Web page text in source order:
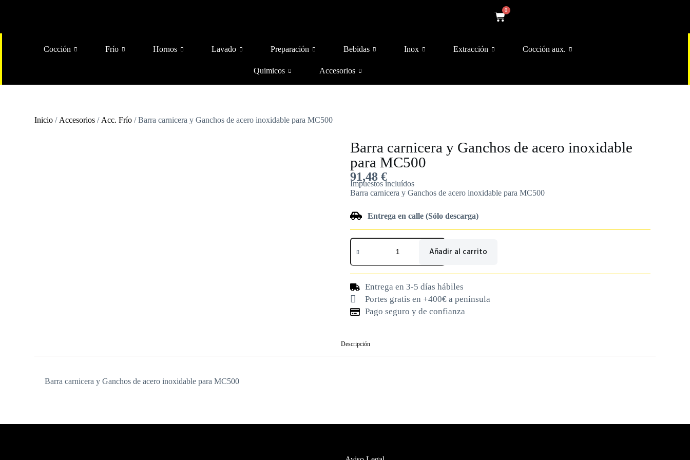
0
Cocción Frío Hornos Lavado Preparación Bebidas Inox Extracción Cocción aux.
Quimicos Accesorios
Inicio / Accesorios / Acc. Frío / Barra carnicera y Ganchos de acero inoxidable para MC500
Barra carnicera y Ganchos de acero inoxidable
para MC500
91,48 €
Impuestos incluídos
Barra carnicera y Ganchos de acero inoxidable para MC500
Entrega en calle (Sólo descarga)
Añadir al carrito
Entrega en 3-5 días hábiles
Portes gratis en +400€ a península
Pago seguro y de confianza
Descripción
Barra carnicera y Ganchos de acero inoxidable para MC500